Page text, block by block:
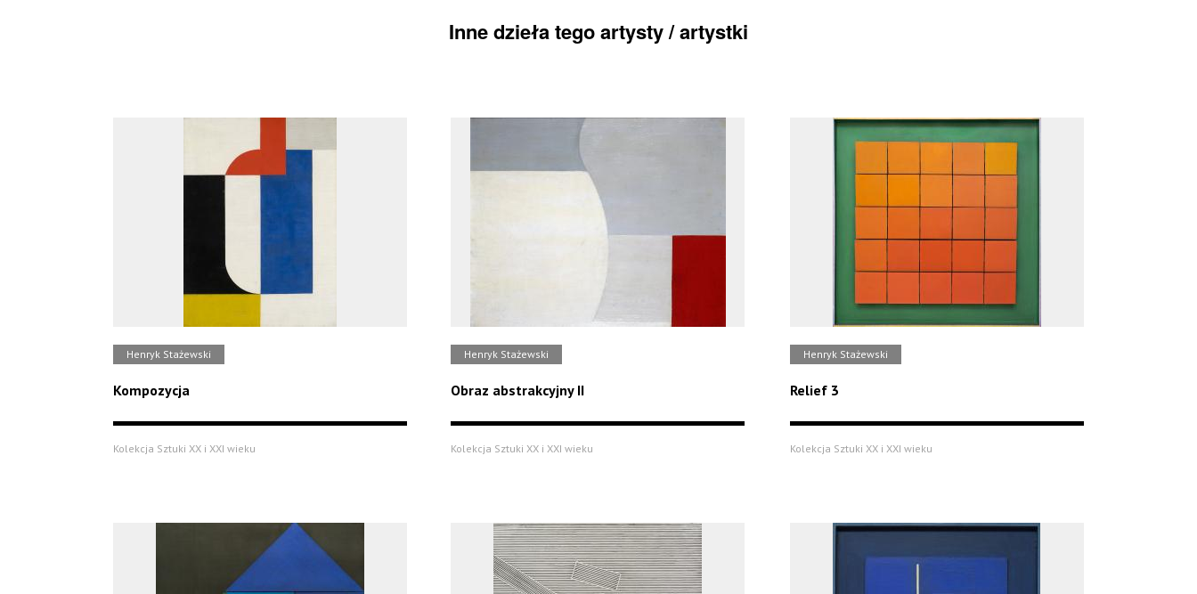
Inne dzieła tego artysty / artystki
Henryk Stażewski
Kompozycja
Kolekcja Sztuki XX i XXI wieku
Henryk Stażewski
Obraz abstrakcyjny II
Kolekcja Sztuki XX i XXI wieku
Henryk Stażewski
Relief 3
Kolekcja Sztuki XX i XXI wieku